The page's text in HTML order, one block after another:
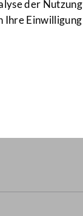
der
Ihre